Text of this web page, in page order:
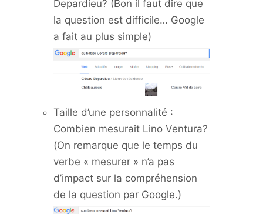
Depardieu? (Bon il faut dire que
la question est difficile… Google
a fait au plus simple)
Taille d’une personnalité :
Combien mesurait Lino Ventura?
(On remarque que le temps du
verbe « mesurer » n’a pas
d’impact sur la compréhension
de la question par Google.)